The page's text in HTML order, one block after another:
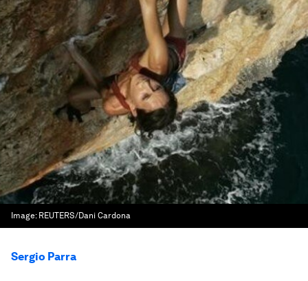
Image: REUTERS/Dani Cardona
Sergio Parra